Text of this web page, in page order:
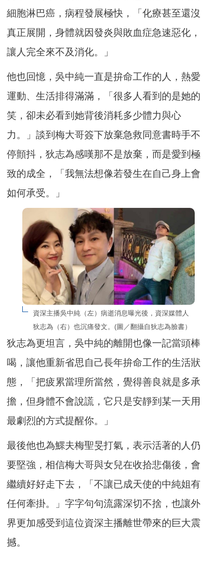
細胞淋巴癌，病程發展極快，「化療甚至還沒
真正展開，身體就因發炎與敗血症急速惡化，
讓人完全來不及消化。」
他也回憶，吳中純一直是拚命工作的人，熱愛
運動、生活排得滿滿，「很多人看到的是她的
笑，卻未必看到她背後消耗多少體力與心
力。」談到梅大哥簽下放棄急救同意書時手不
停顫抖，狄志為感嘆那不是放棄，而是愛到極
致的成全，「我無法想像若發生在自己身上會
如何承受。」
資深主播吳中純（左）病逝消息曝光後，資深媒體人
狄志為（右）也沉痛發文。(圖／翻攝自狄志為臉書）
狄志為更坦言，吳中純的離開也像一記當頭棒
喝，讓他重新省思自己長年拚命工作的生活狀
態，「把疲累當理所當然，覺得善良就是多承
擔，但身體不會說謊，它只是安靜到某一天用
最劇烈的方式提醒你。」
最後他也為鰥夫梅聖旻打氣，表示活著的人仍
要堅強，相信梅大哥與女兒在收拾悲傷後，會
繼續好好走下去，「不讓已成天使的中純姐有
任何牽掛。」字字句句流露深切不捨，也讓外
界更加感受到這位資深主播離世帶來的巨大震
撼。